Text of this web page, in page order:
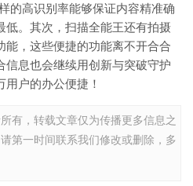
的高识别率能够保证内容精准确
低。其次，扫描全能王还有拍摄
，这些便捷的功能离不开合合
息也会继续用创新与突破守护
户的办公便捷！
有，转载文章仅为传播更多信息之
第一时间联系我们修改或删除，多